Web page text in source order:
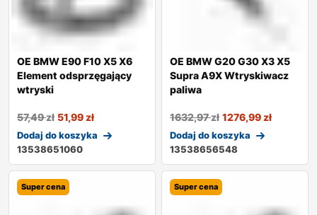
OE BMW E90 F10 X5 X6
Element odsprzęgający
wtryski
57,49zł 51,99zł
Dodaj do koszyka
13538651060
OE BMW G20 G30 X3 X5
Supra A9X Wtryskiwacz
paliwa
1632,97zł 1276,99zł
Dodaj do koszyka
13538656548
Super cena Super cena